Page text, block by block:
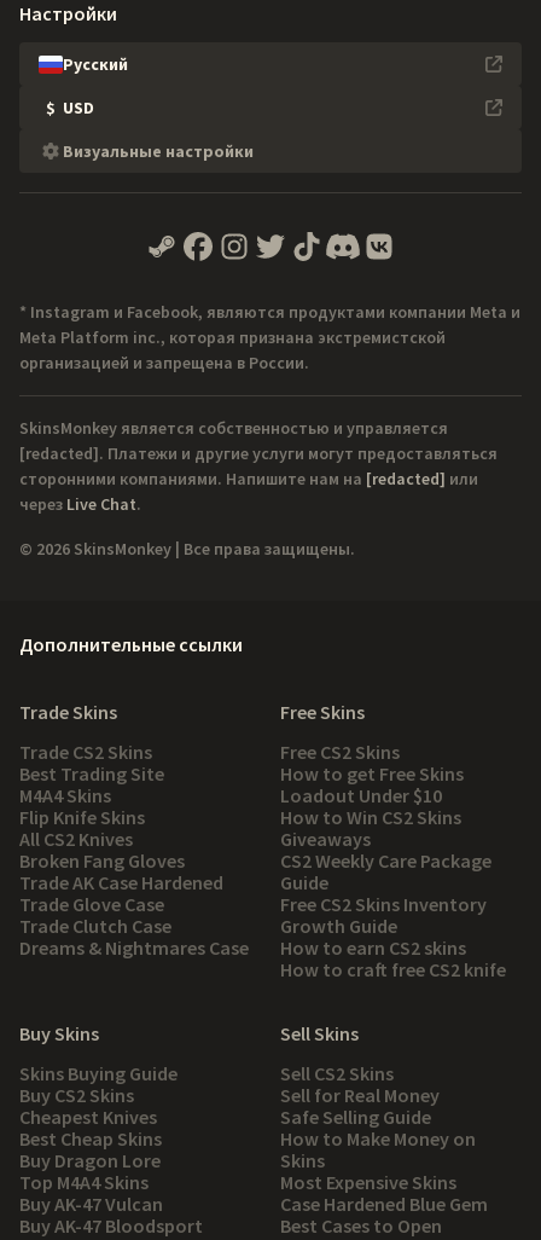
Настройки
Русский
$ USD
Визуальные настройки
* Instagram и Facebook, являются продуктами компании Meta и
Meta Platform inc., которая признана экстремистской
организацией и запрещена в России.
SkinsMonkey является собственностью и управляется
[redacted]. Платежи и другие услуги могут предоставляться
сторонними компаниями. Напишите нам на [redacted] или
через Live Chat.
© 2026 SkinsMonkey | Все права защищены.
Дополнительные ссылки
Trade Skins
Trade CS2 Skins
Best Trading Site
M4A4 Skins
Flip Knife Skins
All CS2 Knives
Broken Fang Gloves
Trade AK Case Hardened
Trade Glove Case
Trade Clutch Case
Dreams & Nightmares Case
Free Skins
Free CS2 Skins
How to get Free Skins
Loadout Under $10
How to Win CS2 Skins
Giveaways
CS2 Weekly Care Package
Guide
Free CS2 Skins Inventory
Growth Guide
How to earn CS2 skins
How to craft free CS2 knife
Buy Skins
Skins Buying Guide
Buy CS2 Skins
Cheapest Knives
Best Cheap Skins
Buy Dragon Lore
Top M4A4 Skins
Buy AK-47 Vulcan
Buy AK-47 Bloodsport
Sell Skins
Sell CS2 Skins
Sell for Real Money
Safe Selling Guide
How to Make Money on
Skins
Most Expensive Skins
Case Hardened Blue Gem
Best Cases to Open